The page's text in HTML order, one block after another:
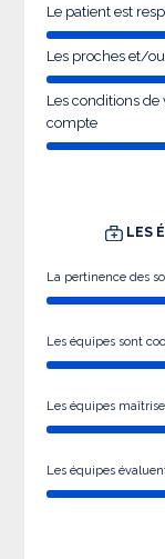
Le patient est
Les proches et/
Les conditions
compte
LES
La pertinence des
Les équipes sont
Les équipes
Les équipes